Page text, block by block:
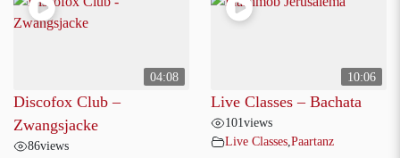
04:08
Discofox Club –
Zwangsjacke
86views
10:06
Live Classes – Bachata
101views
Live Classes Paartanz